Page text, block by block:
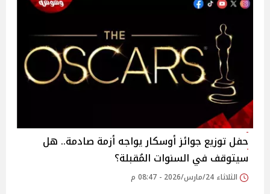
حفل توزيع جوائز أوسكار يواجه أزمة صادمة.. هل
سيتوقف في السنوات المُقبلة؟
الثلاثاء 24/مارس/2026 - 08:47 م